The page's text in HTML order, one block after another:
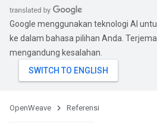
Google menggunakan teknologi AI
ke dalam bahasa pilihan Anda.
mengandung kesalahan.
OpenWeave Referensi